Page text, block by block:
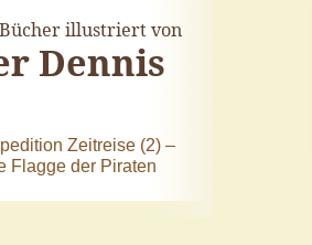
illustriert von
Dennis
Zeitreise (2) –
Flagge der Piraten